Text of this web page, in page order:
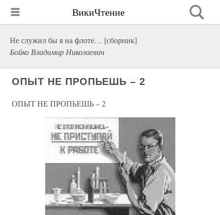
ВикиЧтение
Не служил бы я на флоте… [сборник]
Бойко Владимир Николаевич
ОПЫТ НЕ ПРОПЬЕШЬ – 2
ОПЫТ НЕ ПРОПЬЕШЬ – 2